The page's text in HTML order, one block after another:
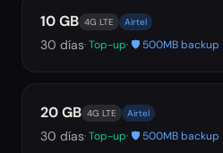
10 GB 4G LTE Airtel
30 días· Top-up· 🛡️ 500MB backup
20 GB 4G LTE Airtel
30 días· Top-up· 🛡️ 500MB backup